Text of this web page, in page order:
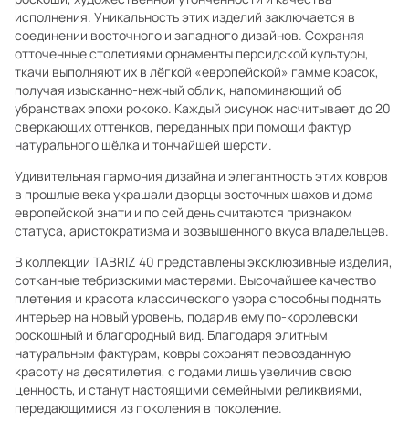
исполнения. Уникальность этих изделий заключается в
соединении восточного и западного дизайнов. Сохраняя
отточенные столетиями орнаменты персидской культуры,
ткачи выполняют их в лёгкой «европейской» гамме красок,
получая изысканно-нежный облик, напоминающий об
убранствах эпохи рококо. Каждый рисунок насчитывает до 20
сверкающих оттенков, переданных при помощи фактур
натурального шёлка и тончайшей шерсти.
Удивительная гармония дизайна и элегантность этих ковров
в прошлые века украшали дворцы восточных шахов и дома
европейской знати и по сей день считаются признаком
статуса, аристократизма и возвышенного вкуса владельцев.
В коллекции TABRIZ 40 представлены эксклюзивные изделия,
сотканные тебризскими мастерами. Высочайшее качество
плетения и красота классического узора способны поднять
интерьер на новый уровень, подарив ему по-королевски
роскошный и благородный вид. Благодаря элитным
натуральным фактурам, ковры сохранят первозданную
красоту на десятилетия, с годами лишь увеличив свою
ценность, и станут настоящими семейными реликвиями,
передающимися из поколения в поколение.